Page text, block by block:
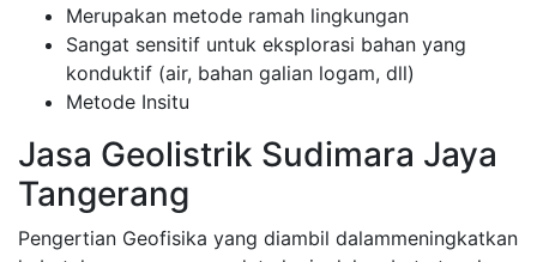
Merupakan metode ramah lingkungan
Sangat sensitif untuk eksplorasi bahan yang
konduktif (air, bahan galian logam, dll)
Metode Insitu
Jasa Geolistrik Sudimara Jaya
Tangerang
Pengertian Geofisika yang diambil dalammeningkatkan